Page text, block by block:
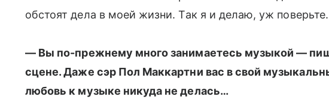
обстоят дела в моей жизни. Так я и делаю, уж поверьте.
— Вы по-прежнему много занимаетесь музыкой —
сцене. Даже сэр Пол Маккартни вас в свой
любовь к музыке никуда не делась…